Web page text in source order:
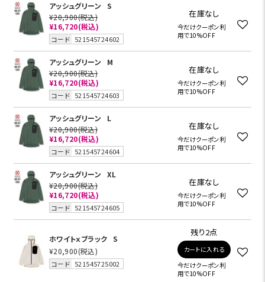
アッシュグリーン S
¥20,900(税込)
¥16,720(税込)
コード 521545724602
在庫なし
今だけクーポン利
用で10%OFF
アッシュグリーン
M
¥20,900(税込)
¥16,720(税込)
コード 521545724603
在庫なし
今だけクーポン利
用で10%OFF
アッシュグリーン
L
¥20,900(税込)
¥16,720(税込)
コード 521545724604
在庫なし
今だけクーポン利
用で10%OFF
アッシュグリーン XL
¥20,900(税込)
¥16,720(税込)
コード 521545724605
在庫なし
今だけクーポン利
用で10%OFF
ホワイトｘブラック
S
¥20,900(税込)
コード 521545725002
残り2点
カートに入れる
今だけクーポン利
用で10%OFF